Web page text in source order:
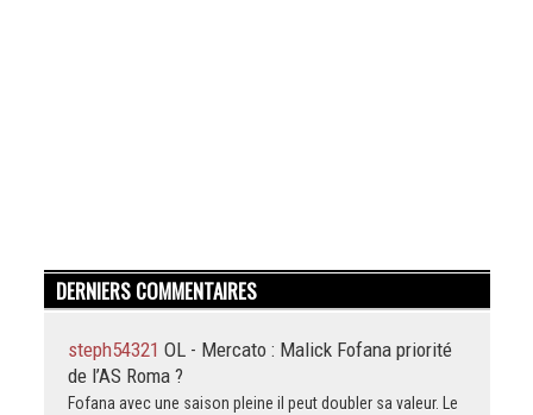
DERNIERS COMMENTAIRES
steph54321 OL - Mercato : Malick Fofana priorité
de l’AS Roma ?
Fofana avec une saison pleine il peut doubler sa valeur. Le